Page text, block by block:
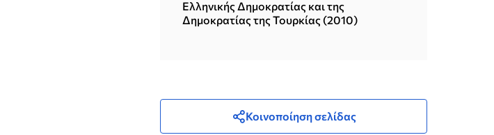
Ελληνικής Δημοκρατίας και της
Δημοκρατίας της Τουρκίας (2010)
Κοινοποίηση σελίδας